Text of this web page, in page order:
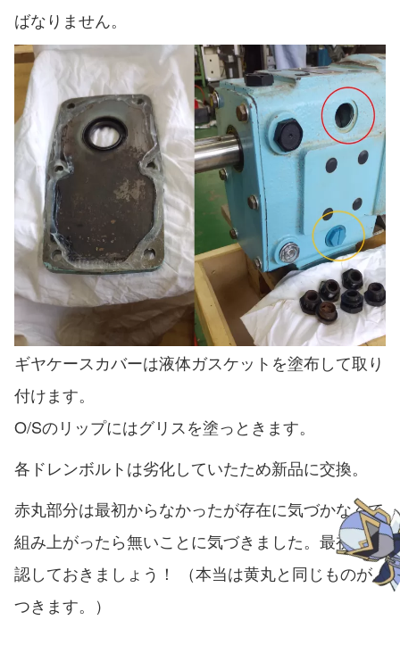
ばなりません。
ギヤケースカバーは液体ガスケットを塗布して取り
付けます。
O/Sのリップにはグリスを塗っときます。
各ドレンボルトは劣化していたため新品に交換。
赤丸部分は最初からなかったが存在に気づかなくて
組み上がったら無いことに気づきました。最初に確
認しておきましょう！ （本当は黄丸と同じものが
つきます。）